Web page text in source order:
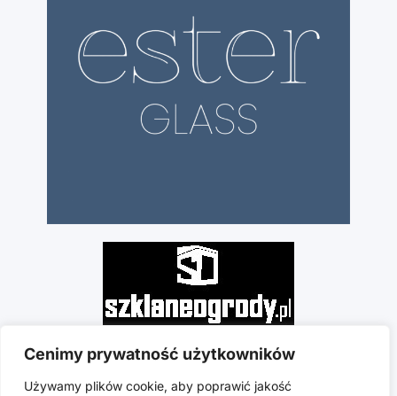
Cenimy prywatność użytkowników
Używamy plików cookie, aby poprawić jakość